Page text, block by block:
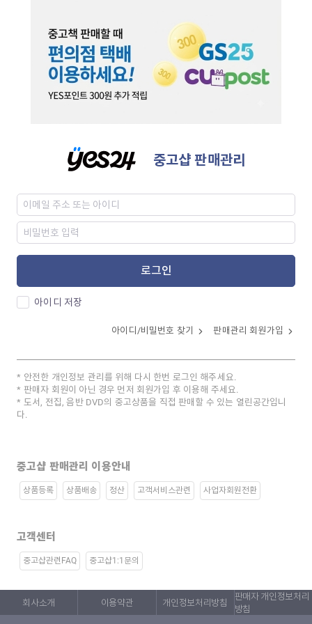
중고샵 판매관리
로그인
아이디 저장
아이디/비밀번호 찾기 판매관리 회원가입
안전한 개인정보 관리를 위해 다시 한번 로그인 해주세요.
판매자 회원이 아닌 경우 먼저 회원가입 후 이용해 주세요.
도서, 전집, 음반 DVD의 중고상품을 직접 판매할 수 있는 열린공간입니
다.
중고샵 판매관리 이용안내
상품등록 상품배송 정산 고객서비스관련 사업자회원전환
고객센터
중고샵관련FAQ 중고샵1:1문의
회사소개 이용약관 개인정보처리방침
판매자 개인정보처리
방침